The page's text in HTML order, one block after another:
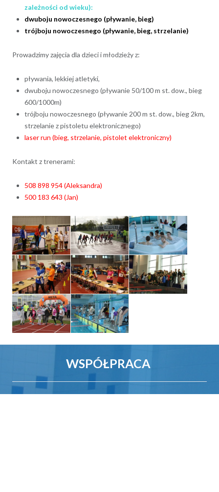
zależności od wieku):
dwuboju nowoczesnego (pływanie, bieg)
trójboju nowoczesnego (pływanie, bieg, strzelanie)
Prowadzimy zajęcia dla dzieci i młodzieży z:
pływania, lekkiej atletyki,
dwuboju nowoczesnego (pływanie 50/100 m st. dow., bieg
600/1000m)
trójboju nowoczesnego (pływanie 200 m st. dow., bieg 2km,
strzelanie z pistoletu elektronicznego)
laser run (bieg, strzelanie, pistolet elektroniczny)
Kontakt z trenerami:
508 898 954 (Aleksandra)
500 183 643 (Jan)
WSPÓŁPRACA